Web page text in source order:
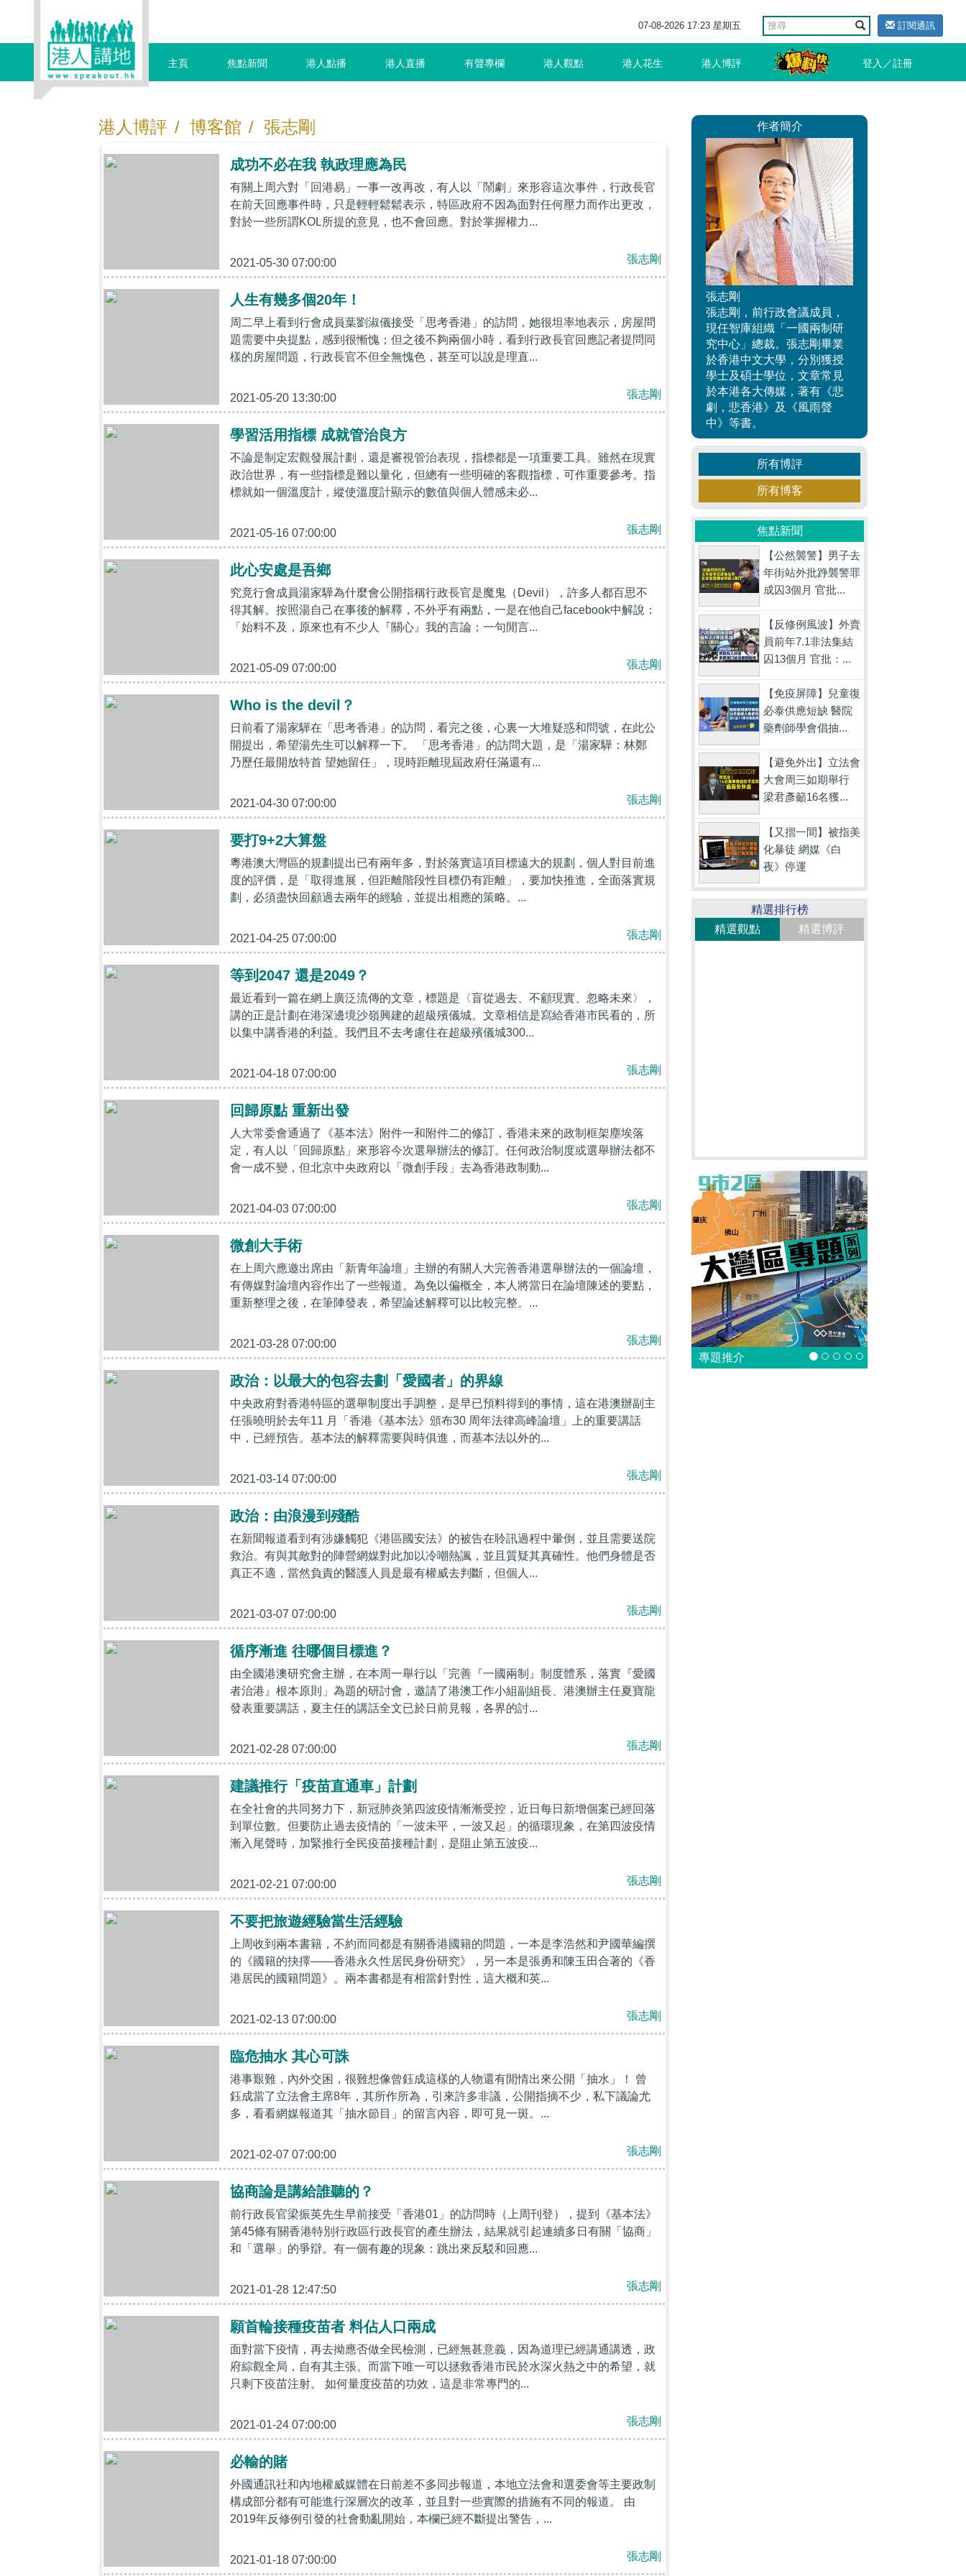
07-08-2026 17:23 星期五 訂閱通訊
主頁 焦點新聞 港人點播 港人直播 有聲專欄 港人觀點 港人花生 港人博評 登入／註冊
港人博評 / 博客館 / 張志剛
成功不必在我 執政理應為民
有關上周六對「回港易」一事一改再改，有人以「鬧劇」來形容這次事件，行政長官
在前天回應事件時，只是輕輕鬆鬆表示，特區政府不因為面對任何壓力而作出更改，
對於一些所謂KOL所提的意見，也不會回應。對於掌握權力...
2021-05-30 07:00:00 張志剛
人生有幾多個20年！
周二早上看到行會成員葉劉淑儀接受「思考香港」的訪問，她很坦率地表示，房屋問
題需要中央提點，感到很慚愧；但之後不夠兩個小時，看到行政長官回應記者提問同
樣的房屋問題，行政長官不但全無愧色，甚至可以說是理直...
2021-05-20 13:30:00 張志剛
學習活用指標 成就管治良方
不論是制定宏觀發展計劃，還是審視管治表現，指標都是一項重要工具。雖然在現實
政治世界，有一些指標是難以量化，但總有一些明確的客觀指標，可作重要參考。指
標就如一個溫度計，縱使溫度計顯示的數值與個人體感未必...
2021-05-16 07:00:00 張志剛
此心安處是吾鄉
究竟行會成員湯家驊為什麼會公開指稱行政長官是魔鬼（Devil），許多人都百思不
得其解。按照湯自己在事後的解釋，不外乎有兩點，一是在他自己facebook中解說：
「始料不及，原來也有不少人『關心』我的言論；一句閒言...
2021-05-09 07:00:00 張志剛
Who is the devil？
日前看了湯家驊在「思考香港」的訪問，看完之後，心裏一大堆疑惑和問號，在此公
開提出，希望湯先生可以解釋一下。 「思考香港」的訪問大題，是「湯家驊：林鄭
乃歷任最開放特首 望她留任」，現時距離現屆政府任滿還有...
2021-04-30 07:00:00 張志剛
要打9+2大算盤
粵港澳大灣區的規劃提出已有兩年多，對於落實這項目標遠大的規劃，個人對目前進
度的評價，是「取得進展，但距離階段性目標仍有距離」，要加快推進，全面落實規
劃，必須盡快回顧過去兩年的經驗，並提出相應的策略。...
2021-04-25 07:00:00 張志剛
等到2047 還是2049？
最近看到一篇在網上廣泛流傳的文章，標題是〈盲從過去、不顧現實、忽略未來〉，
講的正是計劃在港深邊境沙嶺興建的超級殯儀城。文章相信是寫給香港市民看的，所
以集中講香港的利益。我們且不去考慮住在超級殯儀城300...
2021-04-18 07:00:00 張志剛
回歸原點 重新出發
人大常委會通過了《基本法》附件一和附件二的修訂，香港未來的政制框架塵埃落
定，有人以「回歸原點」來形容今次選舉辦法的修訂。任何政治制度或選舉辦法都不
會一成不變，但北京中央政府以「微創手段」去為香港政制動...
2021-04-03 07:00:00 張志剛
微創大手術
在上周六應邀出席由「新青年論壇」主辦的有關人大完善香港選舉辦法的一個論壇，
有傳媒對論壇內容作出了一些報道。為免以偏概全，本人將當日在論壇陳述的要點，
重新整理之後，在筆陣發表，希望論述解釋可以比較完整。...
2021-03-28 07:00:00 張志剛
政治：以最大的包容去劃「愛國者」的界線
中央政府對香港特區的選舉制度出手調整，是早已預料得到的事情，這在港澳辦副主
任張曉明於去年11 月「香港《基本法》頒布30 周年法律高峰論壇」上的重要講話
中，已經預告。基本法的解釋需要與時俱進，而基本法以外的...
2021-03-14 07:00:00 張志剛
政治：由浪漫到殘酷
在新聞報道看到有涉嫌觸犯《港區國安法》的被告在聆訊過程中暈倒，並且需要送院
救治。有與其敵對的陣營網媒對此加以冷嘲熱諷，並且質疑其真確性。他們身體是否
真正不適，當然負責的醫護人員是最有權威去判斷，但個人...
2021-03-07 07:00:00 張志剛
循序漸進 往哪個目標進？
由全國港澳研究會主辦，在本周一舉行以「完善『一國兩制』制度體系，落實『愛國
者治港』根本原則」為題的研討會，邀請了港澳工作小組副組長、港澳辦主任夏寶龍
發表重要講話，夏主任的講話全文已於日前見報，各界的討...
2021-02-28 07:00:00 張志剛
建議推行「疫苗直通車」計劃
在全社會的共同努力下，新冠肺炎第四波疫情漸漸受控，近日每日新增個案已經回落
到單位數。但要防止過去疫情的「一波未平，一波又起」的循環現象，在第四波疫情
漸入尾聲時，加緊推行全民疫苗接種計劃，是阻止第五波疫...
2021-02-21 07:00:00 張志剛
不要把旅遊經驗當生活經驗
上周收到兩本書籍，不約而同都是有關香港國籍的問題，一本是李浩然和尹國華編撰
的《國籍的抉擇——香港永久性居民身份研究》，另一本是張勇和陳玉田合著的《香
港居民的國籍問題》。兩本書都是有相當針對性，這大概和英...
2021-02-13 07:00:00 張志剛
臨危抽水 其心可誅
港事艱難，內外交困，很難想像曾鈺成這樣的人物還有閒情出來公開「抽水」！ 曾
鈺成當了立法會主席8年，其所作所為，引來許多非議，公開指摘不少，私下議論尤
多，看看網媒報道其「抽水節目」的留言內容，即可見一斑。...
2021-02-07 07:00:00 張志剛
協商論是講給誰聽的？
前行政長官梁振英先生早前接受「香港01」的訪問時（上周刊登），提到《基本法》
第45條有關香港特別行政區行政長官的產生辦法，結果就引起連續多日有關「協商」
和「選舉」的爭辯。有一個有趣的現象：跳出來反駁和回應...
2021-01-28 12:47:50 張志剛
願首輪接種疫苗者 料佔人口兩成
面對當下疫情，再去拗應否做全民檢測，已經無甚意義，因為道理已經講通講透，政
府綜觀全局，自有其主張。而當下唯一可以拯救香港市民於水深火熱之中的希望，就
只剩下疫苗注射。 如何量度疫苗的功效，這是非常專門的...
2021-01-24 07:00:00 張志剛
必輸的賭
外國通訊社和內地權威媒體在日前差不多同步報道，本地立法會和選委會等主要政制
構成部分都有可能進行深層次的改革，並且對一些實際的措施有不同的報道。 由
2019年反修例引發的社會動亂開始，本欄已經不斷提出警告，...
2021-01-18 07:00:00 張志剛
作者簡介
張志剛
張志剛，前行政會議成員，
現任智庫組織「一國兩制研
究中心」總裁。張志剛畢業
於香港中文大學，分別獲授
學士及碩士學位，文章常見
於本港各大傳媒，著有《悲
劇，悲香港》及《風雨聲
中》等書。
所有博評
所有博客
焦點新聞
【公然襲警】男子去
年街站外批踭襲警罪
成囚3個月 官批...
【反修例風波】外賣
員前年7.1非法集結
囚13個月 官批：...
【免疫屏障】兒童復
必泰供應短缺 醫院
藥劑師學會倡抽...
【避免外出】立法會
大會周三如期舉行
梁君彥籲16名獲...
【又摺一間】被指美
化暴徒 網媒《白
夜》停運
精選排行榜
精選觀點
精選博評
專題推介